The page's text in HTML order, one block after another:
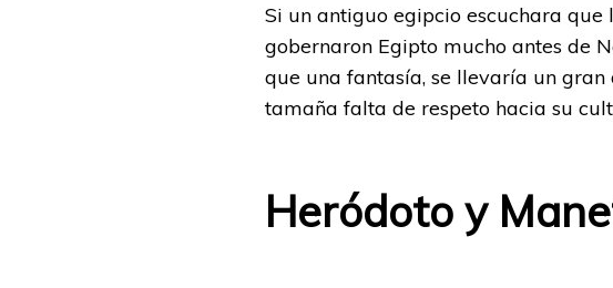
Si un antiguo egipcio escuchara que
gobernaron Egipto mucho antes de
que una fantasía, se llevaría un
tamaña falta de respeto hacia su
Heródoto y